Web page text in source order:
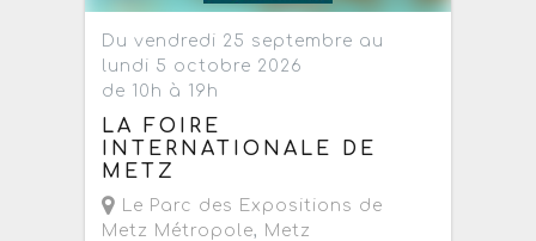
Du vendredi 25 septembre au
lundi 5 octobre 2026
de 10h à 19h
LA FOIRE
INTERNATIONALE DE
METZ
Le Parc des Expositions de
Metz Métropole, Metz